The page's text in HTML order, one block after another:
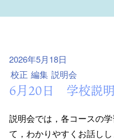
2026年5月18日
校正 編集 説明会
6月20日 学校説
説明会では，各コースの
て，わかりやすくお話しし